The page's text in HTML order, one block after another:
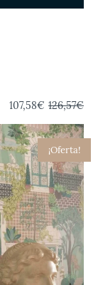
107,58€ 126,57€
¡Oferta!